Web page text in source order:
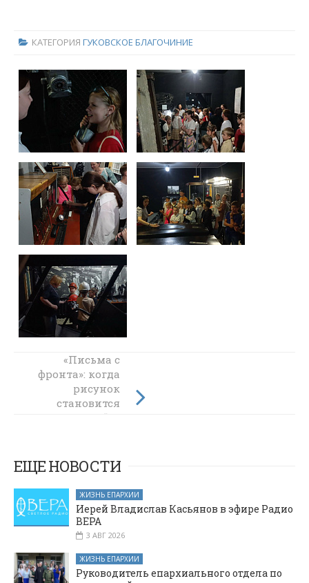
КАТЕГОРИЯ ГУКОВСКОЕ БЛАГОЧИНИЕ
Дети из проекта
«Учебный театр
"Воскресение" —
родные»
«Письма с
фронта»: когда
рисунок
становится
молитвой и
ЕЩЕ НОВОСТИ
ЖИЗНЬ ЕПАРХИИ
Иерей Владислав Касьянов в эфире Радио
ВЕРА
3 АВГ 2026
ЖИЗНЬ ЕПАРХИИ
Руководитель епархиального отдела по